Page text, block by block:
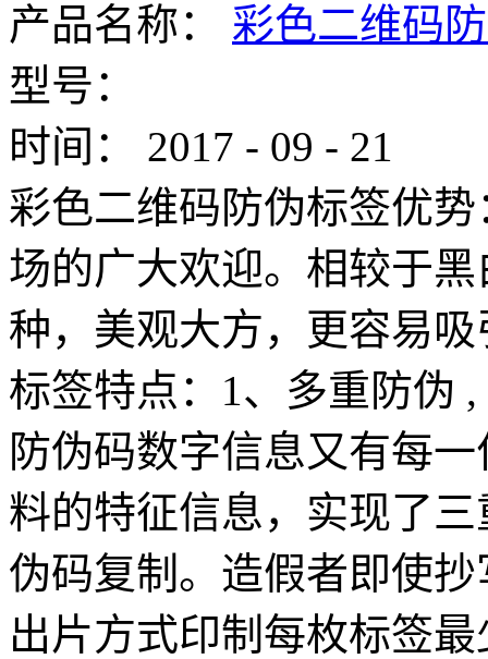
产品名称：
彩色二维码
型号：
时间：
2017 - 09 - 21
彩色二维码防伪标签优
场的广大欢迎。相较于
种，美观大方，更容易
标签特点：1、多重防伪
防伪码数字信息又有每
料的特征信息，实现了
伪码复制。造假者即使
出片方式印制每枚标签